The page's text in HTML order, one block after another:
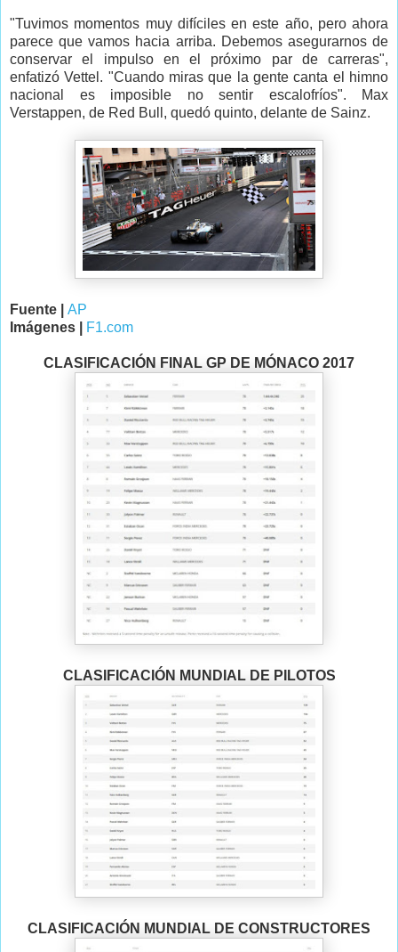
"Tuvimos momentos muy difíciles en este año, pero ahora
parece que vamos hacia arriba. Debemos asegurarnos de
conservar el impulso en el próximo par de carreras",
enfatizó Vettel. "Cuando miras que la gente canta el himno
nacional es imposible no sentir escalofríos". Max
Verstappen, de Red Bull, quedó quinto, delante de Sainz.
Fuente | AP
Imágenes |
F1.com
CLASIFICACIÓN FINAL GP DE MÓNACO 2017
CLASIFICACIÓN MUNDIAL DE PILOTOS
CLASIFICACIÓN MUNDIAL DE CONSTRUCTORES